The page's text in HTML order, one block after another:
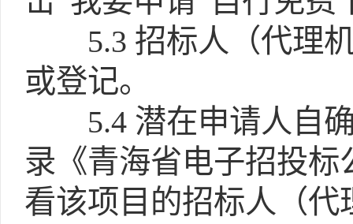
5.3 招标人（代理
或登记。
5.4 潜在申请人自
录《青海省电子招投标
看该项目的招标人（